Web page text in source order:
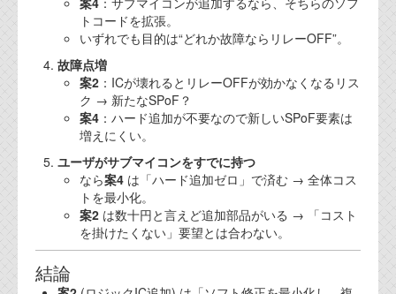
トコードを拡張。
いずれでも目的は“どれか故障ならリレーOFF”。
故障点増
案2 ：ICが壊れるとリレーOFFが効かなくなるリス
ク → 新たなSPoF？
案4 ：ハード追加が不要なので新しいSPoF要素は
増えにくい。
ユーザがサブマイコンをすでに持つ
なら案4 は「ハード追加ゼロ」で済む → 全体コス
トを最小化。
案2 は数十円と言えど追加部品がいる → 「コスト
を掛けたくない」要望とは合わない。
結論